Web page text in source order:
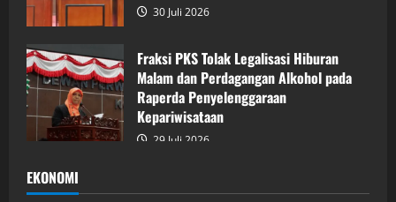
30 Juli 2026
Fraksi PKS Tolak Legalisasi Hiburan
Malam dan Perdagangan Alkohol pada
Raperda Penyelenggaraan
Kepariwisataan
29 Juli 2026
EKONOMI